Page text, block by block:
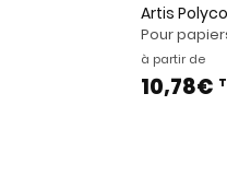
Artis
Pour
à partir de
10,78€